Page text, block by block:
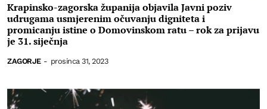
Krapinsko-zagorska županija objavila Javni poziv
udrugama usmjerenim očuvanju digniteta i
promicanju istine o Domovinskom ratu – rok za prijavu
je 31. siječnja
ZAGORJE - prosinca 31, 2023